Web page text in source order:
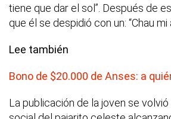
tiene que dar el sol”. Después de
que él se despidió con un: “Chau mi
Lee también
Bono de $20.000 de Anses: a
La publicación de la joven se volvió